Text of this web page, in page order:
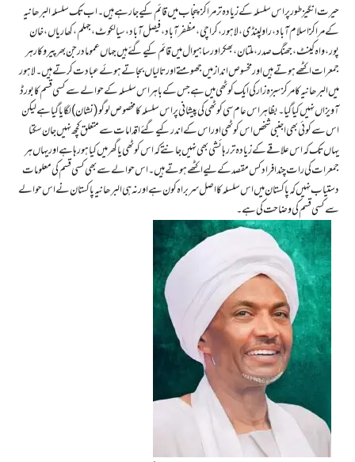
حیرت انگیز طور پر اس سلسلہ کے زیادہ تر مراکز پنجاب میں قائم کیے جا رہے ہیں۔ اب تک سلسلہ البرھانیہ
کے مراکز اسلام آباد، راولپنڈی، لاہور،کراچی، مظفرآباد، فیصل آباد، سیالکوٹ، جہلم، کھاریاں، خان
پور، واہ کینٹ، جھنگ صدر، ملتان، بھکر اور ساہیوال میں قائم کیے گئے ہیں جہاں عموما درجن بھر پیروکار ہر
جمعرات اکٹھے ہوتے ہیں اور مخسوص انداز میں جھومتے اور تالیاں بجاتے ہوئے عبادت کرتے ہیں۔ لاہور
میں البرھانیہ کا مرکز سبزہ زار کی ایک کوٹھی میں ہے جس کے باہراس سلسلہ کے حوالے سے کسی قسم کا بورڈ
آویزاں نہیں کیا گیا۔ بظاہر اس عام سی کوٹھی کی پیشانی پر اس سلسلہ کا مخصوص لوگو (نشان) لگایا گیا ہے لیکن
اس سے کوئی بھی اجنبی شخص اس کوٹھی اور اس کے اندر کیے گئے اقدامات سے متعلق کچھ نہیں جان سکتا
یہاں تک کہ اس علاقے کے زیادہ تر رہائشی بھی نہیں جانتے کہ اس کوٹھی یا گھر میں کیا ہو رہا ہے اور یہاں ہر
جمعرات کی رات چند افراد کس مقصد کے لیے اکٹھے ہوتے ہیں۔ اس حوالے سے بھی کسی قسم کی معلومات
دستیاب نہیں کہ پاکستان میں اس سلسلہ کا اصل سربراہ کون ہے اور نہ ہی البرھانیہ پاکستان نے اس حوالے
سے کسی قسم کی وضاحت کی ہے۔